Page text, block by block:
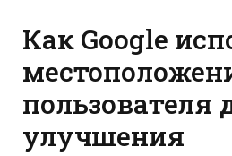
Как Google
пользователя
улучшения